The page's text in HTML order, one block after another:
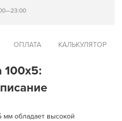
ОПЛАТА КАЛЬКУЛЯТОР
100x5:
мм обладает высокой